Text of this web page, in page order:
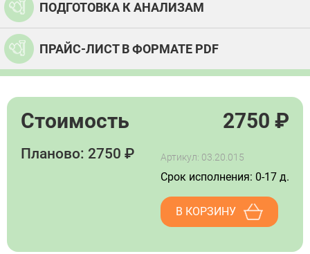
ПОДГОТОВКА К АНАЛИЗАМ
ПРАЙС-ЛИСТ В ФОРМАТЕ PDF
Стоимость 2750 ₽
Планово: 2750 ₽ Артикул: 03.20.015
Срок исполнения: 0-17 д.
В КОРЗИНУ